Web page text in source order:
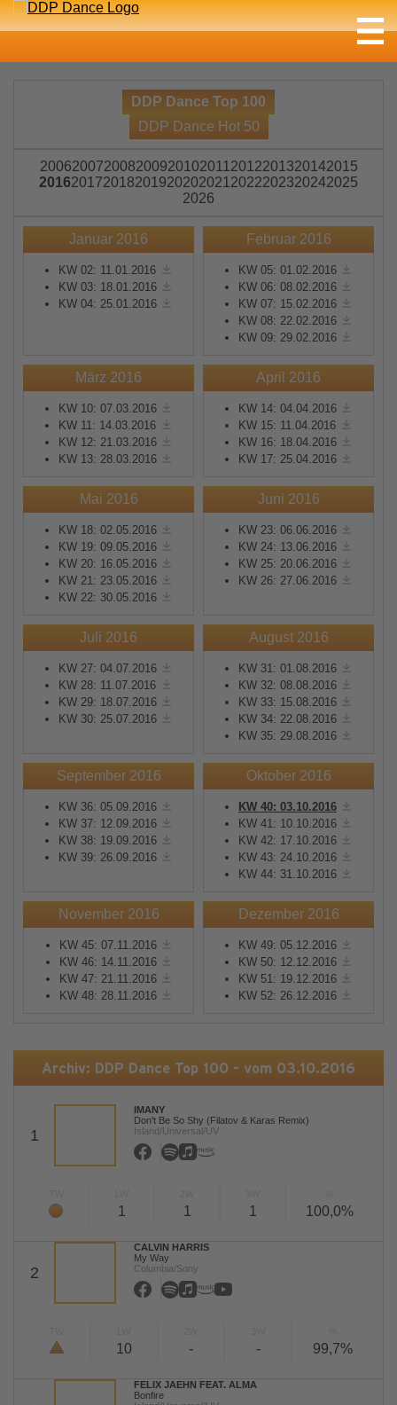
DDP Dance Top 100
DDP Dance Hot 50
200620072008200920102011 2012201320142015
201620172018201920202021 2022202320242025
2026
Januar 2016
KW 02: 11.01.2016
KW 03: 18.01.2016
KW 04: 25.01.2016
Februar 2016
KW 05: 01.02.2016
KW 06: 08.02.2016
KW 07: 15.02.2016
KW 08: 22.02.2016
KW 09: 29.02.2016
März 2016
KW 10: 07.03.2016
KW 11: 14.03.2016
KW 12: 21.03.2016
KW 13: 28.03.2016
April 2016
KW 14: 04.04.2016
KW 15: 11.04.2016
KW 16: 18.04.2016
KW 17: 25.04.2016
Mai 2016
KW 18: 02.05.2016
KW 19: 09.05.2016
KW 20: 16.05.2016
KW 21: 23.05.2016
KW 22: 30.05.2016
Juni 2016
KW 23: 06.06.2016
KW 24: 13.06.2016
KW 25: 20.06.2016
KW 26: 27.06.2016
Juli 2016
KW 27: 04.07.2016
KW 28: 11.07.2016
KW 29: 18.07.2016
KW 30: 25.07.2016
August 2016
KW 31: 01.08.2016
KW 32: 08.08.2016
KW 33: 15.08.2016
KW 34: 22.08.2016
KW 35: 29.08.2016
September 2016
KW 36: 05.09.2016
KW 37: 12.09.2016
KW 38: 19.09.2016
KW 39: 26.09.2016
Oktober 2016
KW 40: 03.10.2016
KW 41: 10.10.2016
KW 42: 17.10.2016
KW 43: 24.10.2016
KW 44: 31.10.2016
November 2016
KW 45: 07.11.2016
KW 46: 14.11.2016
KW 47: 21.11.2016
KW 48: 28.11.2016
Dezember 2016
KW 49: 05.12.2016
KW 50: 12.12.2016
KW 51: 19.12.2016
KW 52: 26.12.2016
Archiv: DDP Dance Top 100 - vom 03.10.2016
1
IMANY
Don't Be So Shy (Filatov & Karas Remix)
Island/Universal/UV
1 1 1 100,0%
2
CALVIN HARRIS
My Way
Columbia/Sony
10 - - 99,7%
FELIX JAEHN FEAT. ALMA
Bonfire